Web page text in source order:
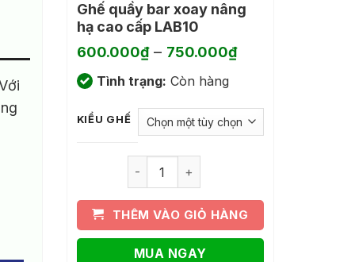
có
nhiều
biến
thể.
Các
chọn
trang
Ghế quầy bar xoay nâng
hạ cao cấp LAB10
600.000₫ – 750.000₫Khoảng
đến
750.000₫
Tình trạng: Còn hàng
KIỂU GHẾ
Ghế quầy bar xoay nâng hạ cao cấp
THÊM VÀO GIỎ HÀNG
MUA NGAY